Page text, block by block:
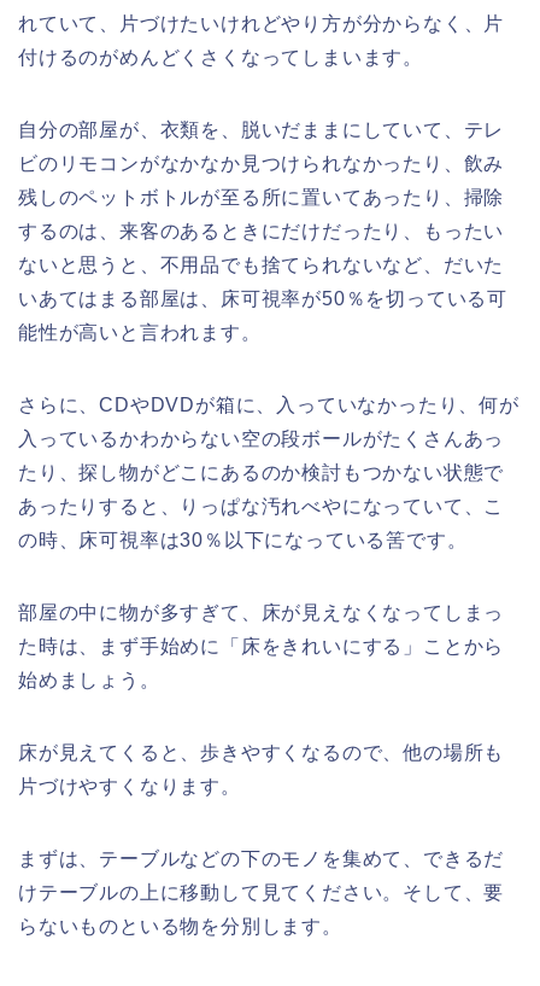
れていて、片づけたいけれどやり方が分からなく、片
付けるのがめんどくさくなってしまいます。
自分の部屋が、衣類を、脱いだままにしていて、テレ
ビのリモコンがなかなか見つけられなかったり、飲み
残しのペットボトルが至る所に置いてあったり、掃除
するのは、来客のあるときにだけだったり、もったい
ないと思うと、不用品でも捨てられないなど、だいた
いあてはまる部屋は、床可視率が50％を切っている可
能性が高いと言われます。
さらに、CDやDVDが箱に、入っていなかったり、何が
入っているかわからない空の段ボールがたくさんあっ
たり、探し物がどこにあるのか検討もつかない状態で
あったりすると、りっぱな汚れべやになっていて、こ
の時、床可視率は30％以下になっている筈です。
部屋の中に物が多すぎて、床が見えなくなってしまっ
た時は、まず手始めに「床をきれいにする」ことから
始めましょう。
床が見えてくると、歩きやすくなるので、他の場所も
片づけやすくなります。
まずは、テーブルなどの下のモノを集めて、できるだ
けテーブルの上に移動して見てください。そして、要
らないものといる物を分別します。